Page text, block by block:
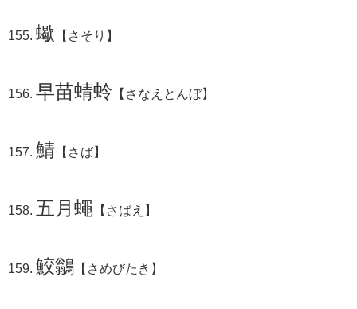
蠍 【さそり】
早苗蜻蛉 【さなえとんぼ】
鯖 【さば】
五月蠅 【さばえ】
鮫鶲 【さめびたき】